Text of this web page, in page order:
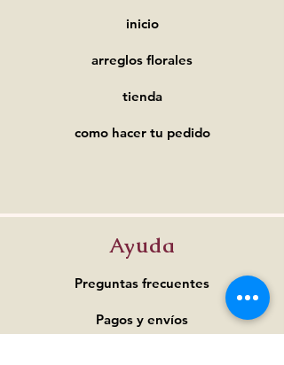
inicio
arreglos florales
tienda
como hacer tu pedido
Ayuda
Preguntas frecuentes
Pagos y envíos